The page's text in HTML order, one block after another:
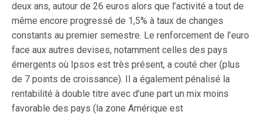
deux ans, autour de 26 euros alors que l’activité a tout de
même encore progressé de 1,5% à taux de changes
constants au premier semestre. Le renforcement de l’euro
face aux autres devises, notamment celles des pays
émergents où Ipsos est très présent, a couté cher (plus
de 7 points de croissance). Il a également pénalisé la
rentabilité à double titre avec d’une part un mix moins
favorable des pays (la zone Amérique est